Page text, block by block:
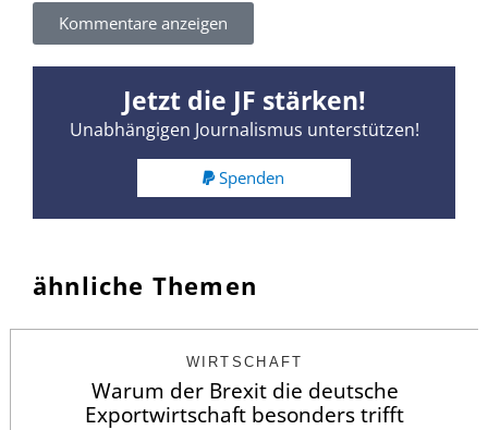
Kommentare anzeigen
Jetzt die JF stärken!
Unabhängigen Journalismus unterstützen!
Spenden
ähnliche Themen
WIRTSCHAFT
Warum der Brexit die deutsche
Exportwirtschaft besonders trifft